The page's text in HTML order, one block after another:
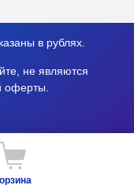
в рублях.
не являются
оферты.